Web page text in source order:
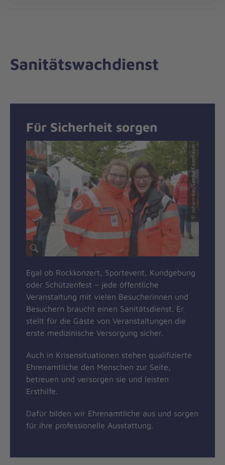
Sanitätswachdienst
Für Sicherheit sorgen
© Johanniter/Sabine Eisenhauer
Egal ob Rockkonzert, Sportevent, Kundgebung
oder Schützenfest – jede öffentliche
Veranstaltung mit vielen Besucherinnen und
Besuchern braucht einen Sanitätsdienst. Er
stellt für die Gäste von Veranstaltungen die
erste medizinische Versorgung sicher.
Auch in Krisensituationen stehen qualifizierte
Ehrenamtliche den Menschen zur Seite,
betreuen und versorgen sie und leisten
Ersthilfe.
Dafür bilden wir Ehrenamtliche aus und sorgen
für ihre professionelle Ausstattung.